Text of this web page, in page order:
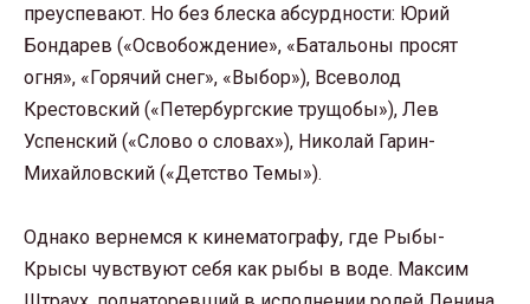
преуспевают. Но без блеска абсурдности: Юрий
Бондарев («Освобождение», «Батальоны просят
огня», «Горячий снег», «Выбор»), Всеволод
Крестовский («Петербургские трущобы»), Лев
Успенский («Слово о словах»), Николай Гарин-
Михайловский («Детство Темы»).
Однако вернемся к кинематографу, где Рыбы-
Крысы чувствуют себя как рыбы в воде. Максим